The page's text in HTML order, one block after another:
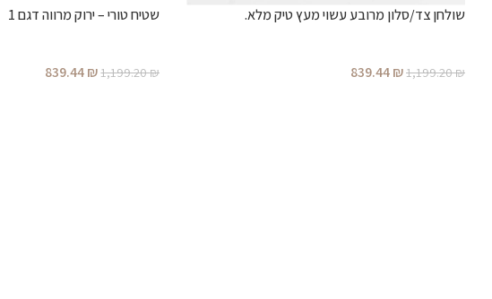
שולחן צד/סלון מרובע עשוי מעץ טיק מלא.
1,199.20₪
839.44₪
שטיח טורי – ירוק מרווה דגם 1
1,199.20₪
839.44₪